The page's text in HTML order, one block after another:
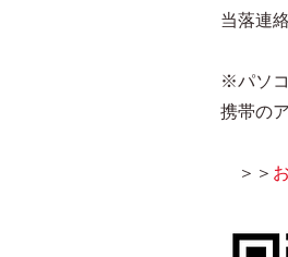
当落連
※パソ
携帯の
＞＞